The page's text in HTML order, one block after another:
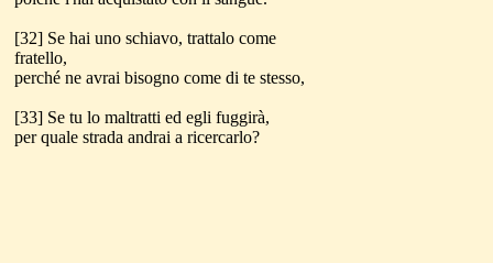
[32] Se hai uno schiavo, trattalo come
fratello,
perché ne avrai bisogno come di te stesso,
[33] Se tu lo maltratti ed egli fuggirà,
per quale strada andrai a ricercarlo?